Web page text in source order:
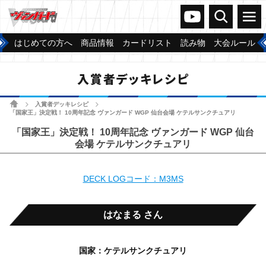
ヴァンガードch
検索 メニュー
はじめての方へ 商品情報 カードリスト 読み物 大会ルール
入賞者デッキレシピ
ホーム 入賞者デッキレシピ
「国家王」決定戦！ 10周年記念 ヴァンガード WGP 仙台会場 ケテルサンクチュアリ
「国家王」決定戦！ 10周年記念 ヴァンガード WGP 仙台
会場 ケテルサンクチュアリ
DECK LOGコード：M3MS
はなまる さん
国家：ケテルサンクチュアリ